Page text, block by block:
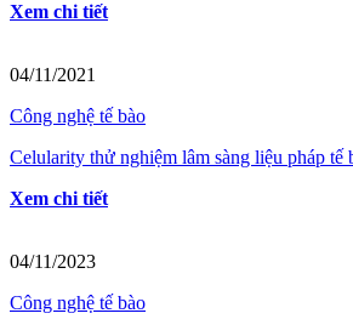
Xem chi tiết
04/11/2021
Công nghệ tế bào
Celularity thử nghiệm lâm sàng liệu pháp tế
Xem chi tiết
04/11/2023
Công nghệ tế bào